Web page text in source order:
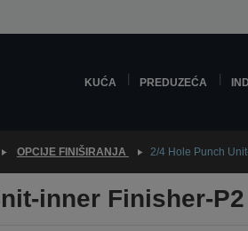
KUĆA PREDUZEĆA
OPCIJE FINIŠIRANJA 2/4 Hole Punch
inner Finisher-P2